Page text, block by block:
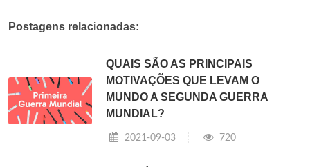
Postagens relacionadas:
QUAIS SÃO AS PRINCIPAIS
MOTIVAÇÕES QUE LEVAM O
MUNDO A SEGUNDA GUERRA
MUNDIAL?
2021-09-03 720